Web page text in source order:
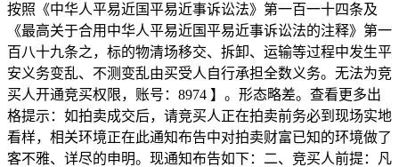
按照《中华人平易近国平易近事诉讼法》第一百一十四条及
《最高关于合用中华人平易近国平易近事诉讼法的注释》第一
百八十九条之，标的物清场移交、拆卸、运输等过程中发生平
安义务变乱、不测变乱由买受人自行承担全数义务。无法为竞
买人开通竞买权限，账号：8974 】。形态略差。查看更多出
格提示：如拍卖成交后，请竞买人正在拍卖前务必到现场实地
看样，相关环境正在此通知布告中对拍卖财富已知的环境做了
客不雅、详尽的申明。现通知布告如下：二、竞买人前提：凡